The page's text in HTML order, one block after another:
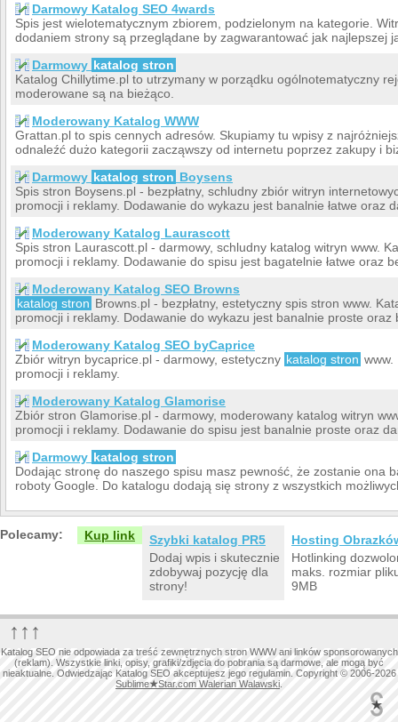
Darmowy Katalog SEO 4wards
Spis jest wielotematycznym zbiorem, podzielonym na kategorie.
dodaniem strony są przeglądane by zagwarantować jak najlepszej
Darmowy katalog stron
Katalog Chillytime.pl to utrzymany w porządku ogólnotematyczny
moderowane są na bieżąco.
Moderowany Katalog WWW
Grattan.pl to spis cennych adresów. Skupiamy tu wpisy z
odnaleźć dużo kategorii zacząwszy od internetu poprzez zakupy i
Darmowy katalog stron Boysens
Spis stron Boysens.pl - bezpłatny, schludny zbiór witryn
promocji i reklamy. Dodawanie do wykazu jest banalnie łatwe oraz
Moderowany Katalog Laurascott
Spis stron Laurascott.pl - darmowy, schludny katalog witryn www.
promocji i reklamy. Dodawanie do spisu jest bagatelnie łatwe oraz
Moderowany Katalog SEO Browns
katalog stron Browns.pl - bezpłatny, estetyczny spis stron www.
promocji i reklamy. Dodawanie do wykazu jest banalnie proste oraz
Moderowany Katalog SEO byCaprice
Zbiór witryn bycaprice.pl - darmowy, estetyczny katalog stron www.
promocji i reklamy.
Moderowany Katalog Glamorise
Zbiór stron Glamorise.pl - darmowy, moderowany katalog witryn
promocji i reklamy. Dodawanie do spisu jest banalnie proste oraz
Darmowy katalog stron
Dodając stronę do naszego spisu masz pewność, że zostanie ona
roboty Google. Do katalogu dodają się strony z wszystkich
Polecamy: Kup link
Szybki katalog PR5
Dodaj wpis i skutecznie
zdobywaj pozycję dla
strony!
Hosting
Hotlinking
maks. rozmiar
9MB
↑↑↑
Katalog SEO nie odpowiada za treść zewnętrznych stron WWW ani linków sponsorowanych
(reklam). Wszystkie linki, opisy, grafiki/zdjęcia do pobrania są darmowe, ale mogą być
nieaktualne. Odwiedzając Katalog SEO akceptujesz jego regulamin. Copyright © 2006-2026
Sublime★Star.com Walerian Walawski